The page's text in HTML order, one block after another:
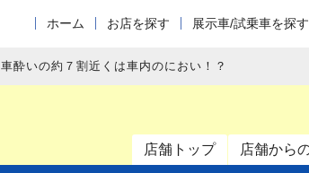
ホーム お店を探す 展示車/試乗車を探す
車酔いの約７割近くは車内のにおい！？
店舗トップ 店舗から